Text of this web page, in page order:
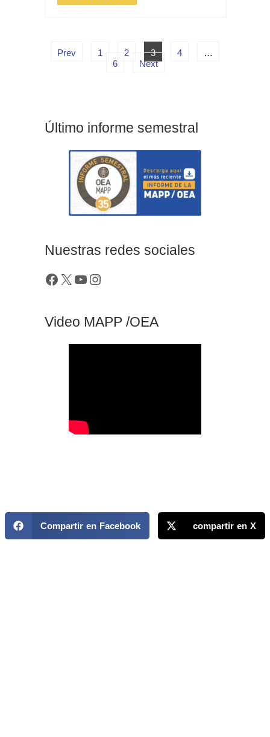
Prev 1 2 3 4
…
6
Next
Último informe semestral
Nuestras redes sociales
Video MAPP /OEA
Compartir en Facebook compartir en X